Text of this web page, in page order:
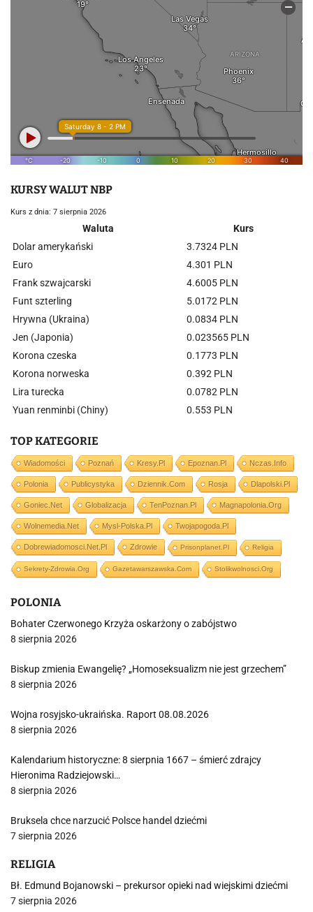
KURSY WALUT NBP
Kurs z dnia: 7 sierpnia 2026
Waluta
Kurs
Dolar amerykański
3.7324 PLN
Euro
4.301 PLN
Frank szwajcarski
4.6005 PLN
Funt szterling
5.0172 PLN
Hrywna (Ukraina)
0.0834 PLN
Jen (Japonia)
0.023565 PLN
Korona czeska
0.1773 PLN
Korona norweska
0.392 PLN
Lira turecka
0.0782 PLN
Yuan renminbi (Chiny)
0.553 PLN
TOP KATEGORIE
Wiadomości Poznań Kresy.pl Epoznan.pl Nczas.info
Polonia Publicystyka Dziennik.com Rosja Dlapolski.pl
Goniec.net Globalizacja TenPoznan.pl Magnapolonia.org
Wolnemedia.net Mysl-Polska.pl Twojapogoda.pl
Dobrewiadomosci.net.pl Zdrowie Prisonplanet.pl Religia
Sekrety-Zdrowia.org Gazetawarszawska.com Stolikwolnosci.org
POLONIA
Bohater Czerwonego Krzyża oskarżony o zabójstwo
8 sierpnia 2026
Biskup zmienia Ewangelię? „Homoseksualizm nie jest grzechem”
8 sierpnia 2026
Wojna rosyjsko-ukraińska. Raport 08.08.2026
8 sierpnia 2026
Kalendarium historyczne: 8 sierpnia 1667 – śmierć zdrajcy
Hieronima Radziejowski…
8 sierpnia 2026
Bruksela chce narzucić Polsce handel dziećmi
7 sierpnia 2026
RELIGIA
Bł. Edmund Bojanowski – prekursor opieki nad wiejskimi dziećmi
7 sierpnia 2026